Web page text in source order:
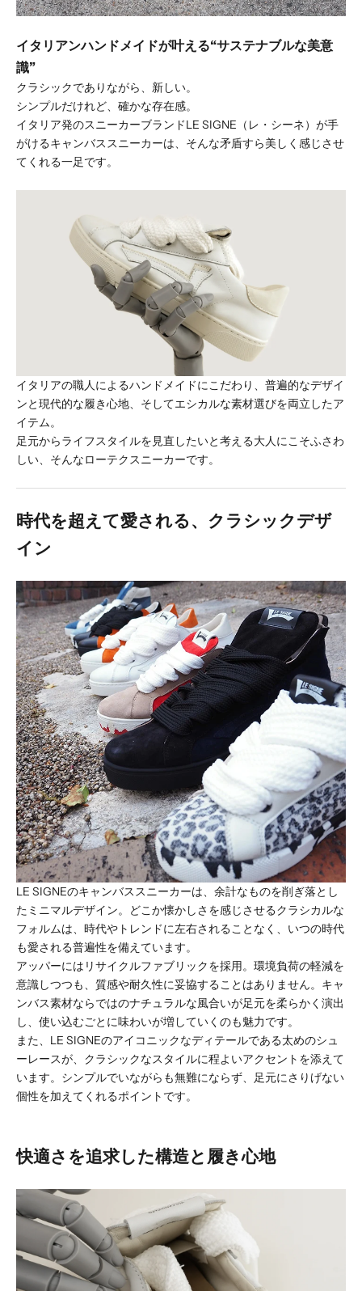
イタリアンハンドメイドが叶える“サステナブルな美意
識”
クラシックでありながら、新しい。
シンプルだけれど、確かな存在感。
イタリア発のスニーカーブランドLE SIGNE（レ・シーネ）が手
がけるキャンバススニーカーは、そんな矛盾すら美しく感じさせ
てくれる一足です。
イタリアの職人によるハンドメイドにこだわり、普遍的なデザイ
ンと現代的な履き心地、そしてエシカルな素材選びを両立したア
イテム。
足元からライフスタイルを見直したいと考える大人にこそふさわ
しい、そんなローテクスニーカーです。
時代を超えて愛される、クラシックデザ
イン
LE SIGNEのキャンバススニーカーは、余計なものを削ぎ落とし
たミニマルデザイン。どこか懐かしさを感じさせるクラシカルな
フォルムは、時代やトレンドに左右されることなく、いつの時代
も愛される普遍性を備えています。
アッパーにはリサイクルファブリックを採用。環境負荷の軽減を
意識しつつも、質感や耐久性に妥協することはありません。キャ
ンバス素材ならではのナチュラルな風合いが足元を柔らかく演出
し、使い込むごとに味わいが増していくのも魅力です。
また、LE SIGNEのアイコニックなディテールである太めのシュ
ーレースが、クラシックなスタイルに程よいアクセントを添えて
います。シンプルでいながらも無難にならず、足元にさりげない
個性を加えてくれるポイントです。
快適さを追求した構造と履き心地